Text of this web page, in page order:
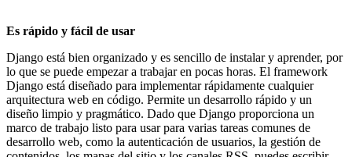
Es rápido y fácil de usar
Django está bien organizado y es sencillo de instalar y aprender, por
lo que se puede empezar a trabajar en pocas horas. El framework
Django está diseñado para implementar rápidamente cualquier
arquitectura web en código. Permite un desarrollo rápido y un
diseño limpio y pragmático. Dado que Django proporciona un
marco de trabajo listo para usar para varias tareas comunes de
desarrollo web, como la autenticación de usuarios, la gestión de